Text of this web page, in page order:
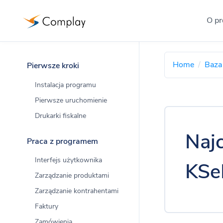
O
O
Pierwsze kroki
Instalacja programu
Pierwsze uruchomienie
Drukarki fiskalne
Praca z programem
Interfejs użytkownika
Zarządzanie produktami
Zarządzanie kontrahentami
Faktury
Home